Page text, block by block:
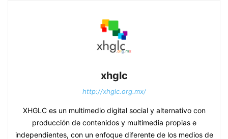
xhglc
http://xhglc.org.mx/
XHGLC es un multimedio digital social y alternativo con
producción de contenidos y multimedia propias e
independientes, con un enfoque diferente de los medios de